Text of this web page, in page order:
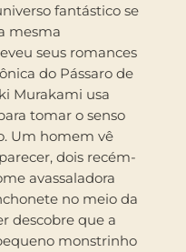
fantástico se
seus romances
do Pássaro de
Murakami usa
tomar o senso
Um homem vê
dois recém-
avassaladora
no meio da
descobre que a
monstrinho